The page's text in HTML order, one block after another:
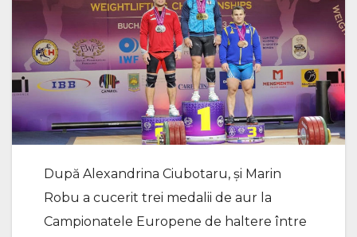
După Alexandrina Ciubotaru, și Marin
Robu a cucerit trei medalii de aur la
Campionatele Europene de haltere între